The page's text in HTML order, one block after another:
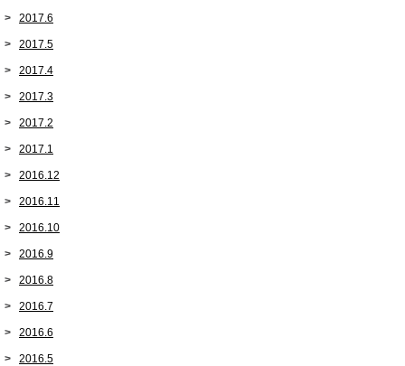
2017.6
2017.5
2017.4
2017.3
2017.2
2017.1
2016.12
2016.11
2016.10
2016.9
2016.8
2016.7
2016.6
2016.5